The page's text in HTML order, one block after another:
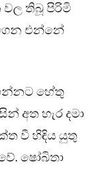
වල තිබූ පිරිමි
එන්නේ
හේතු
අත හැර දමා
වී හිඳිය යුතු
ෂෝබිතා